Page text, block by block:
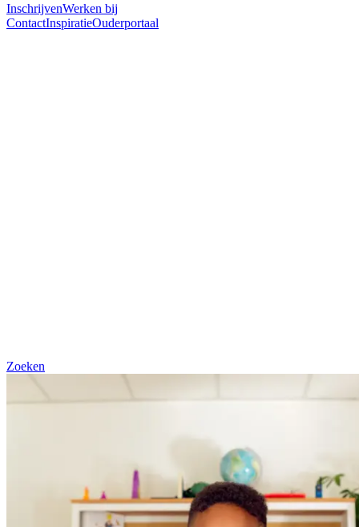
InschrijvenWerken bij
ContactInspiratieOuderportaal
Zoeken